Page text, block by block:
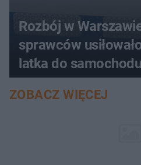
Rozbój w
sprawców
latka do samochodu
ZOBACZ WIĘCEJ